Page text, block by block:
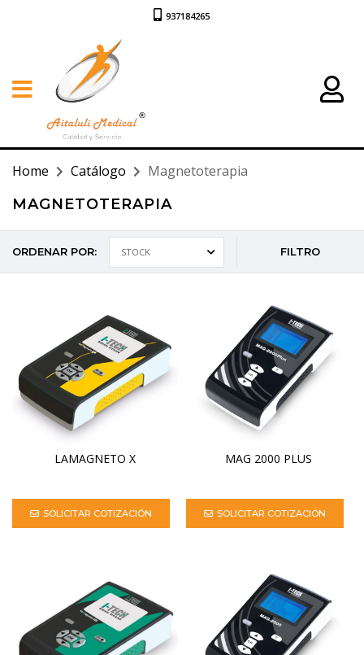
937184265
Home Catálogo
Magnetoterapia
MAGNETOTERAPIA
ORDENAR POR: FILTRO
LAMAGNETO X
SOLICITAR COTIZACIÓN
MAG 2000 PLUS
SOLICITAR COTIZACIÓN